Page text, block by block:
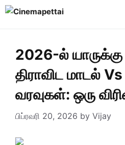
Skip
2026-ல்
திராவிட மாடல்
வரவுகள்: ஒரு
பிப்ரவரி 20, 2026 by Vijay